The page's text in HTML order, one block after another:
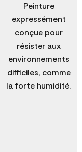
Peinture
expressément
conçue pour
résister aux
environnements
difficiles, comme
la forte humidité.